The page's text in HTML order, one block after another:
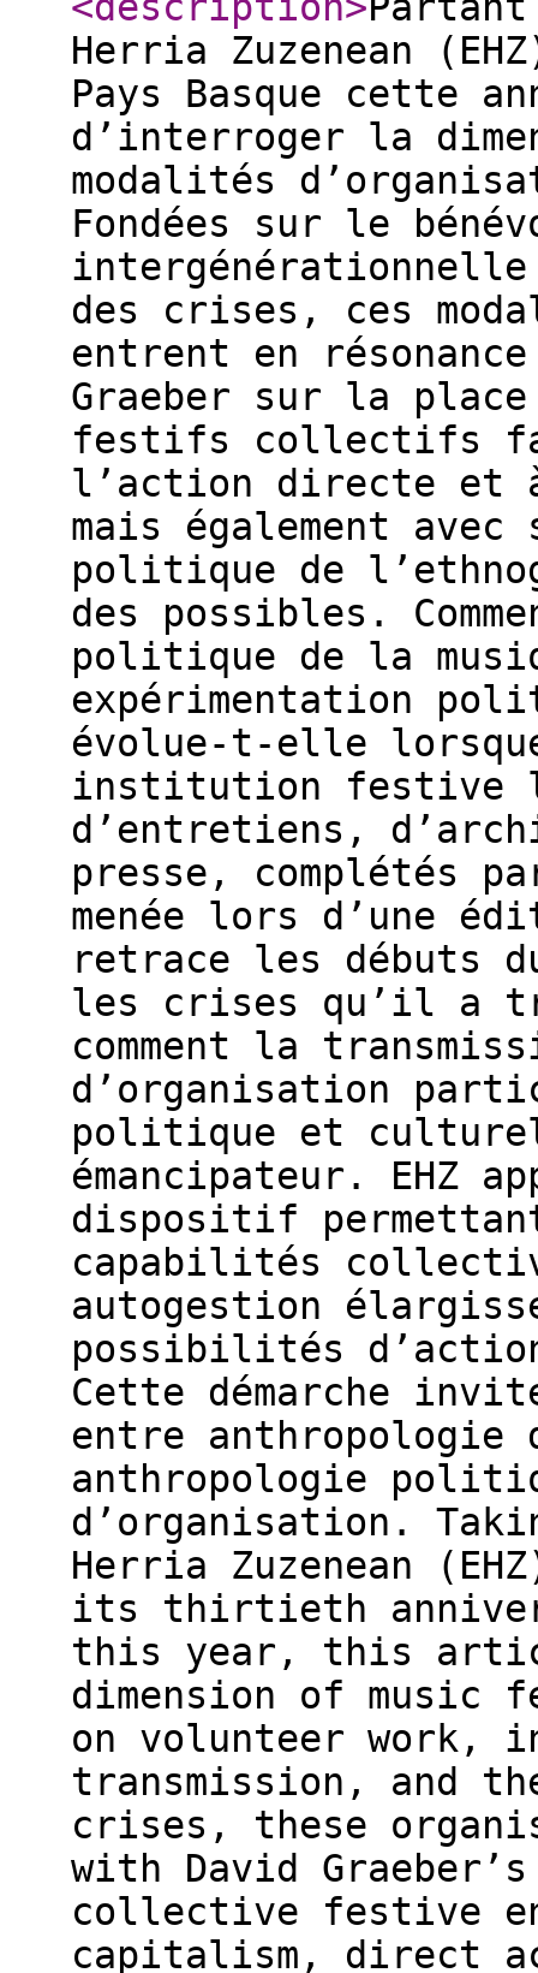
Herria Zuzenean
Pays Basque cette
d’interroger la
modalités
Fondées sur le
des crises, ces
entrent en
Graeber sur la
festifs collectifs
l’action directe
mais également
politique de
des possibles.
politique de la
expérimentation
évolue-t-elle
institution festive
d’entretiens,
presse, complétés
menée lors d’une
retrace les débuts
les crises qu’il a
comment la
d’organisation
politique et
émancipateur. EHZ
dispositif
capabilités
autogestion
possibilités
Cette démarche
entre anthropologie
anthropologie
d’organisation.
Herria Zuzenean
its thirtieth
this year, this
dimension of music
on volunteer work,
transmission, and
crises, these
with David
collective festive
capitalism, direct